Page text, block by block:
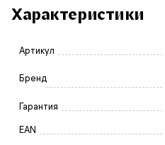
Характеристики
Артикул
Бренд
Гарантия
EAN